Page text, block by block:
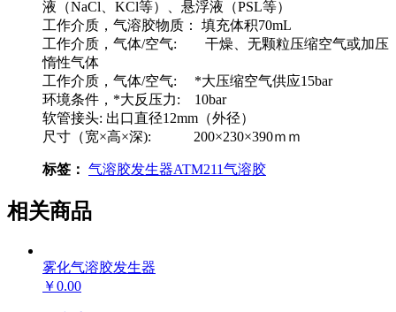
液（NaCl、KCl等）、悬浮液（PSL等）
工作介质，气溶胶物质： 填充体积70mL
工作介质，气体/空气: 干燥、无颗粒压缩空气或加压
惰性气体
工作介质，气体/空气: *大压缩空气供应15bar
环境条件，*大反压力: 10bar
软管接头: 出口直径12mm（外径）
尺寸（宽×高×深): 200×230×390ｍｍ
标签： 气溶胶发生器ATM211气溶胶
相关商品
雾化气溶胶发生器
￥0.00